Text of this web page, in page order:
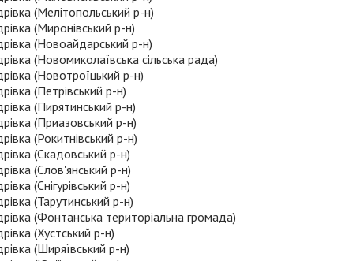
(Мелітопольський р-н)
(Миронівський р-н)
(Новоайдарський р-н)
(Новомиколаївська сільська рада)
(Новотроїцький р-н)
(Петрівський р-н)
(Пирятинський р-н)
(Приазовський р-н)
(Рокитнівський р-н)
(Скадовський р-н)
(Слов'янський р-н)
(Снігурівський р-н)
(Тарутинський р-н)
(Фонтанська територіальна громада)
(Хустський р-н)
(Ширяївський р-н)